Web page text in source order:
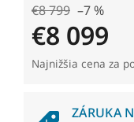
€8 799 –7 %
€8 099
Jednotková cena:
Najnižšia cena za
ZÁRUKA